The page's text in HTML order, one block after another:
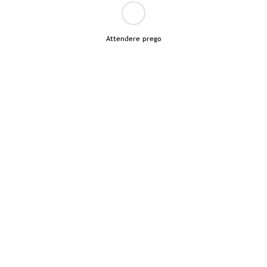
Attendere prego